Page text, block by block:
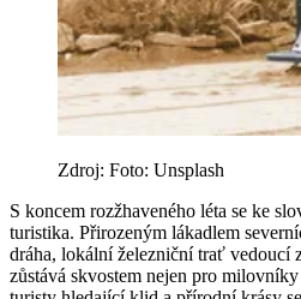
Zdroj: Foto: Unsplash
S koncem rozžhaveného léta se ke
turistika. Přirozeným lákadlem
dráha, lokální železniční trať vedoucí
zůstává skvostem nejen pro